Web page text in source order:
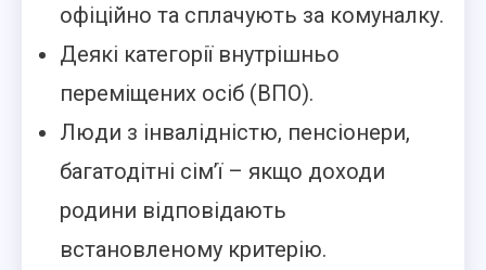
офіційно та сплачують за комуналку.
Деякі категорії внутрішньо
переміщених осіб (ВПО).
Люди з інвалідністю, пенсіонери,
багатодітні сім’ї – якщо доходи
родини відповідають
встановленому критерію.